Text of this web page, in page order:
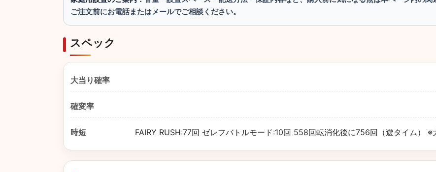
ご注文前にお電話またはメールでご相談ください。
スペック
大当り確率
確変率
時短 FAIRY RUSH:77回 ゼレフバトルモード:10回 558回転消化後に756回（遊タイム）